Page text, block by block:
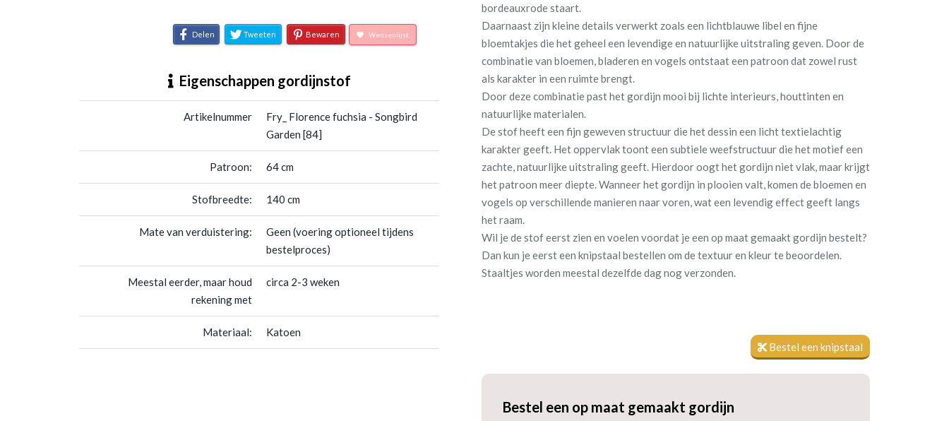
Delen Tweeten Bewaren Wensenlijst
Eigenschappen gordijnstof
Artikelnummer
Fry_ Florence fuchsia - Songbird
Garden [84]
Patroon: 64 cm
Stofbreedte: 140 cm
Mate van verduistering:
Geen (voering optioneel tijdens
bestelproces)
Meestal eerder, maar houd
rekening met
circa 2-3 weken
Materiaal: Katoen
bordeauxrode staart.
Daarnaast zijn kleine details verwerkt zoals een lichtblauwe libel en fijne
bloemtakjes die het geheel een levendige en natuurlijke uitstraling geven. Door de
combinatie van bloemen, bladeren en vogels ontstaat een patroon dat zowel rust
als karakter in een ruimte brengt.
Door deze combinatie past het gordijn mooi bij lichte interieurs, houttinten en
natuurlijke materialen.
De stof heeft een fijn geweven structuur die het dessin een licht textielachtig
karakter geeft. Het oppervlak toont een subtiele weefstructuur die het motief een
zachte, natuurlijke uitstraling geeft. Hierdoor oogt het gordijn niet vlak, maar krijgt
het patroon meer diepte. Wanneer het gordijn in plooien valt, komen de bloemen en
vogels op verschillende manieren naar voren, wat een levendig effect geeft langs
het raam.
Wil je de stof eerst zien en voelen voordat je een op maat gemaakt gordijn bestelt?
Dan kun je eerst een knipstaal bestellen om de textuur en kleur te beoordelen.
Staaltjes worden meestal dezelfde dag nog verzonden.
Bestel een knipstaal
Bestel een op maat gemaakt gordijn